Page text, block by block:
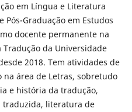
em Língua e Literatura
Pós-Graduação em Estudos
docente permanente na
Tradução da Universidade
2018. Tem atividades de
na área de Letras, sobretudo
e história da tradução,
literatura de